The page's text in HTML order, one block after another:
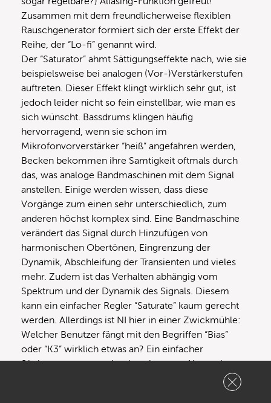
Zusammen mit dem freundlicherweise flexiblen
Rauschgenerator formiert sich der erste Effekt der
Reihe, der “Lo-fi” genannt wird.
Der “Saturator” ahmt Sättigungseffekte nach, wie sie
beispielsweise bei analogen (Vor-)Verstärkerstufen
auftreten. Dieser Effekt klingt wirklich sehr gut, ist
jedoch leider nicht so fein einstellbar, wie man es
sich wünscht. Bassdrums klingen häufig
hervorragend, wenn sie schon im
Mikrofonvorverstärker “heiß” angefahren werden,
Becken bekommen ihre Samtigkeit oftmals durch
das, was analoge Bandmaschinen mit dem Signal
anstellen. Einige werden wissen, dass diese
Vorgänge zum einen sehr unterschiedlich, zum
anderen höchst komplex sind. Eine Bandmaschine
verändert das Signal durch Hinzufügen von
harmonischen Obertönen, Eingrenzung der
Dynamik, Abschleifung der Transienten und vieles
mehr. Zudem ist das Verhalten abhängig vom
Spektrum und der Dynamik des Signals. Diesem
kann ein einfacher Regler “Saturate” kaum gerecht
werden. Allerdings ist NI hier in einer Zwickmühle:
Welcher Benutzer fängt mit den Begriffen “Bias”
oder “K3” wirklich etwas an? Ein einfacher
Sättigungsgenerator ist also eine gute Alternative
Der Hersteller geht offensichtlich davon aus, dass